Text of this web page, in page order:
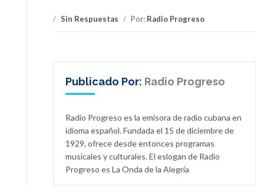
/ Sin Respuestas / Por: Radio Progreso
Publicado Por: Radio Progreso
Radio Progreso es la emisora de radio cubana en
idioma español. Fundada el 15 de diciembre de
1929, ofrece desde entonces programas
musicales y culturales. El eslogan de Radio
Progreso es La Onda de la Alegría